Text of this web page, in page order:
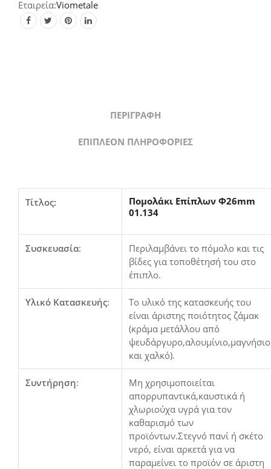
Viometale
ΠΕΡΙΓΡΑΦΉ
ΕΠΙΠΛΈΟΝ ΠΛΗΡΟΦΟΡΊΕΣ
Τίτλος:
Πομολάκι Επίπλων Φ26mm
01.134
Συσκευασία:
Περιλαμβάνει το πόμολο και τις
βίδες για τοποθέτησή του στο
έπιπλο.
Υλικό Κατασκευής:
Το υλικό της κατασκευής του
είναι άριστης ποιότητος ζάμακ
(κράμα μετάλλου από
ψευδάργυρο,αλουμίνιο,μαγνήσιο
και χαλκό).
Συντήρηση:
Μη χρησιμοποιείται
απορρυπαντικά,καυστικά ή
χλωριούχα υγρά για τον
καθαρισμό των
προϊόντων.Στεγνό πανί ή σκέτο
νερό, είναι αρκετά για να
παραμείνει το προϊόν σε άριστη